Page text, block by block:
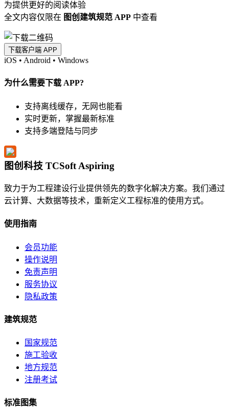
为提供更好的阅读体验
全文内容仅限在 图创建筑规范 APP 中查看
下载客户端 APP
iOS • Android • Windows
为什么需要下载 APP?
支持离线缓存，无网也能看
实时更新，掌握最新标准
支持多端登陆与同步
图创科技 TCSoft Aspiring
致力于为工程建设行业提供领先的数字化解决方案。我们通过
云计算、大数据等技术，重新定义工程标准的使用方式。
使用指南
会员功能
操作说明
免责声明
服务协议
隐私政策
建筑规范
国家规范
施工验收
地方规范
注册考试
标准图集